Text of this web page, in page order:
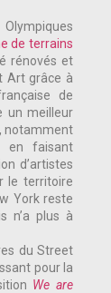
de terrains
rénovés et
Art grâce à
de
un meilleur
notamment
en faisant
d’artistes
le territoire
York reste
n’a plus à
du Street
pour la
We are